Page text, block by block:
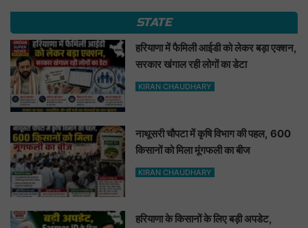
STATE
हरियाणा में फैमिली आईडी को लेकर बड़ा एक्शन,
सरकार खंगाल रही लोगों का डेटा
KIRAN CHAUDHARY
नाथूसरी चौपटा में कृषि विभाग की पहल, 600
किसानों को मिला मूंगफली का बीज
KIRAN CHAUDHARY
हरियाणा के किसानों के लिए बड़ी अपडेट,